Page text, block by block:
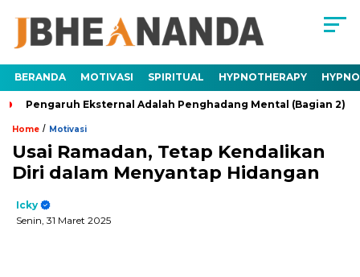
BERANDA MOTIVASI SPIRITUAL HYPNOTHERAPY
Eksternal Adalah Penghadang Mental (Bagian 2)
Home / Motivasi
Usai Ramadan, Tetap Kendalikan
Diri dalam Menyantap Hidangan
Icky
Senin, 31 Maret 2025